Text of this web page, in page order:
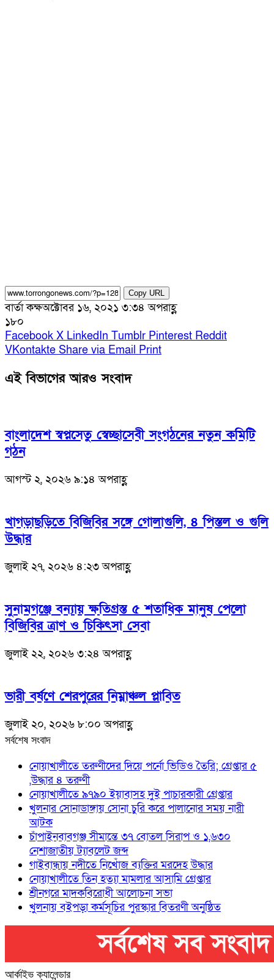
Copy URL
বার্তা কক্ষঅক্টোবর ১৬, ২০২১ ৩:৩৪ অপরাহ্ণ
১৮০
Facebook X LinkedIn Tumblr Pinterest Reddit
VKontakte Share via Email Print
এই বিভাগের আরও সংবাদ
বাংলাদেশ স্বপ্নসেতু স্বেচ্ছাসেবী সংগঠনের নতুন কমিটি
গঠন
আগস্ট ২, ২০২৬ ৯:১৪ অপরাহ্ণ
খাগড়াছড়িতে বিজিবির সঙ্গে গোলাগুলি, ৪ পিস্তল ও গুলি
উদ্ধার
জুলাই ২৭, ২০২৬ ৪:২৩ অপরাহ্ণ
সুনামগঞ্জে বন্যায় ক্ষতিগ্রস্ত ৫ শতাধিক মানুষ পেলো
বিজিবির ত্রাণ ও চিকিৎসা সেবা
জুলাই ২২, ২০২৬ ৩:২৪ অপরাহ্ণ
ভারী বর্ষণে শেরপুরের নিম্নাঞ্চল প্লাবিত
জুলাই ২০, ২০২৬ ৮:০০ অপরাহ্ণ
সর্বশেষ সংবাদ
নোয়াখালীতে তরুণীদের দিয়ে পর্নো ভিডিও তৈরি; গ্রেপ্তার ৫
,উদ্ধার ৪ তরুণী
নোয়াখালীতে ৯৭৯০ ইয়াবাসহ দুই পাচারকারী গ্রেপ্তার
খুলনার সোনাডাঙ্গায় সোনা চুরি করে পালানোর সময় নারী
আটক
চাঁপাইনবাবগঞ্জ সীমান্তে ৩৭ বোতল সিরাপ ও ১,৬৩০
নেশাজাতীয় ট্যাবলেট জব্দ
গাইবান্ধায় নদীতে নিখোঁজ ব্যক্তির মরদেহ উদ্ধার
নোয়াখালীতে তিন হত্যা মামলার আসামি গ্রেপ্তার
শ্রীনগরে মাদকবিরোধী আলোচনা সভা
খুলনায় বইপড়া কর্মসূচির পুরস্কার বিতরণী অনুষ্ঠিত
আর্কাইভ ক্যালেন্ডার